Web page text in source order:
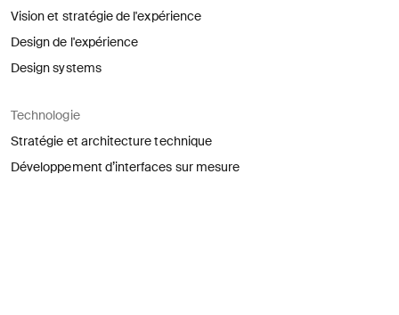
Vision et stratégie de l'expérience
Design de l'expérience
Design systems
Technologie
Stratégie et architecture technique
Développement d’interfaces sur mesure